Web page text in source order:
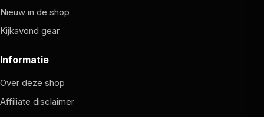
Nieuw in de shop
Kijkavond gear
Informatie
Over deze shop
Affiliate disclaimer